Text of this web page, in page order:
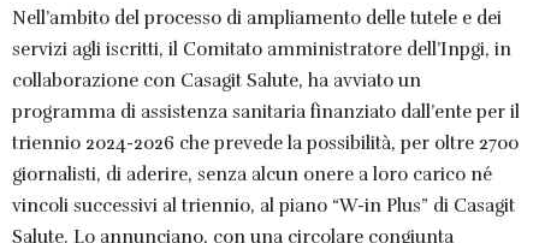
Nell’ambito del processo di ampliamento delle tutele e dei
servizi agli iscritti, il Comitato amministratore dell’Inpgi, in
collaborazione con Casagit Salute, ha avviato un
programma di assistenza sanitaria finanziato dall’ente per il
triennio 2024-2026 che prevede la possibilità, per oltre 2700
giornalisti, di aderire, senza alcun onere a loro carico né
vincoli successivi al triennio, al piano “W-in Plus” di Casagit
Salute. Lo annunciano, con una circolare congiunta